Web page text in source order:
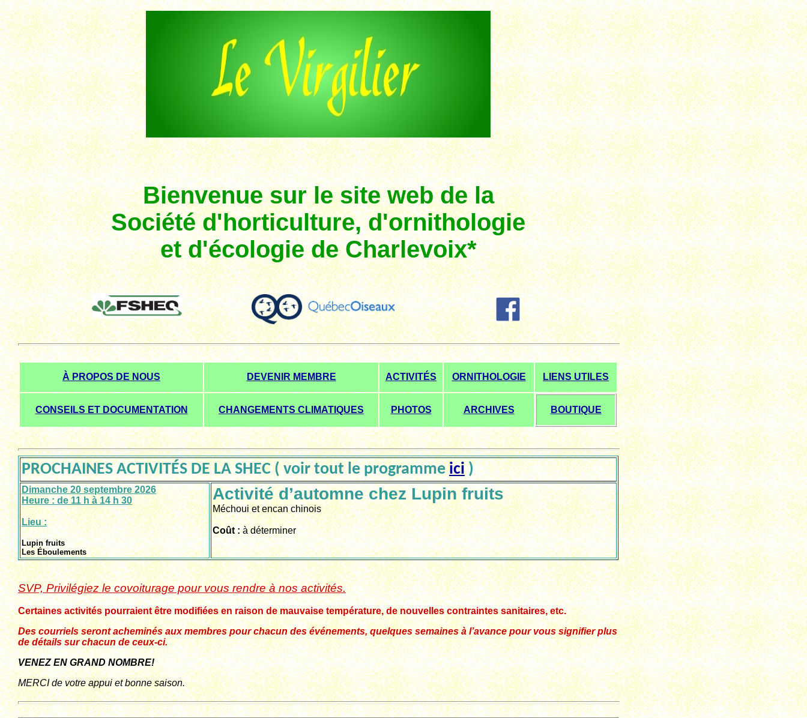
Bienvenue sur le site web de la
Sociétéd'horticulture, d'ornithologie
et d'écologie de Charlevoix*
À PROPOS DE NOUS DEVENIR MEMBRE ACTIVITÉS ORNITHOLOGIE LIENS UTILES
CONSEILS ET DOCUMENTATION CHANGEMENTS CLIMATIQUES PHOTOS ARCHIVES BOUTIQUE
PROCHAINES ACTIVITÉS DE LA SHEC ( voir tout le programme ici )
Dimanche 20 septembre 2026
Heure : de 11 h à 14 h 30
Lieu :
Lupin fruits
Les Éboulements
Activité d’automne chez Lupin fruits
Méchoui et encan chinois
Coût :à déterminer
SVP, Privilégiez le covoiturage pour vous rendre à nos activités.
Certaines activités pourraient être modifiées en raison de mauvaise température, de nouvelles contraintes sanitaires, etc.
Des courriels seront acheminés aux membres pour chacun des événements, quelques semaines à l’avance pour vous signifier plus
de détails sur chacun de ceux-ci.
VENEZ EN GRAND NOMBRE!
MERCI de votre appui et bonne saison.